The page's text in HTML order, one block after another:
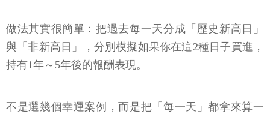
做法其實很簡單：把過去每一天分成「歷史新高日」
與「非新高日」，分別模擬如果你在這2種日子買進，
持有1年～5年後的報酬表現。
不是選幾個幸運案例，而是把「每一天」都拿來算一